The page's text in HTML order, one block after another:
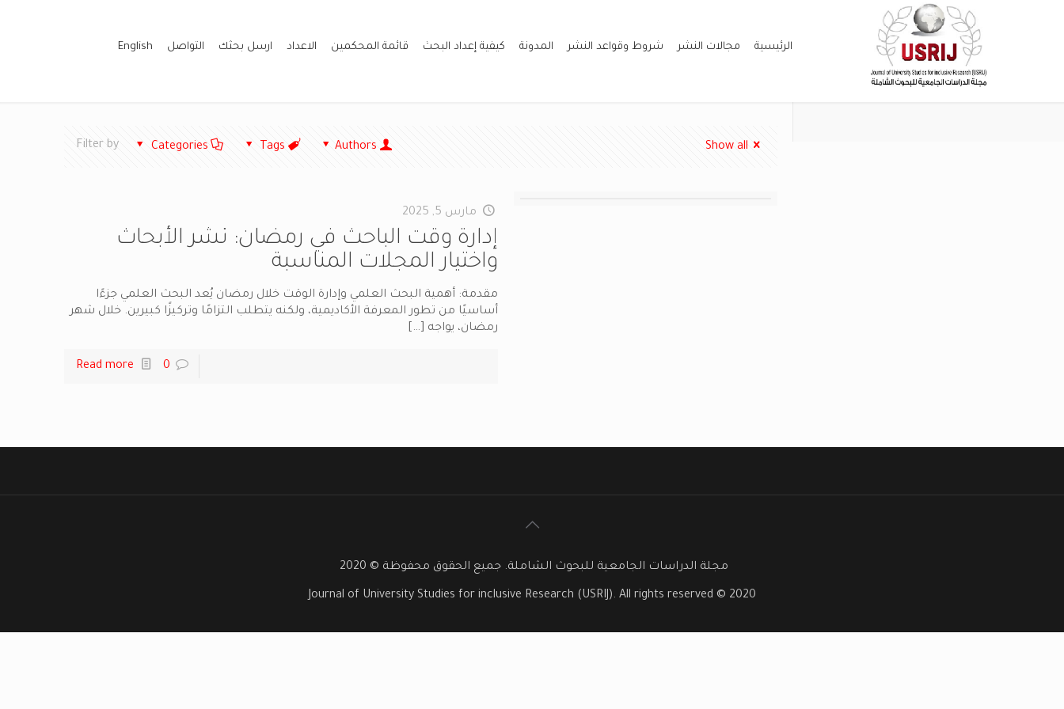
الرئيسية مجالات النشر شروط وقواعد النشر المدونة كيفية إعداد البحث قائمة المحكمين الاعداد ارسل بحثك التواصل English
Filter by Categories Tags Authors Show all
مارس 5, 2025
إدارة وقت الباحث في رمضان: نشر الأبحاث
واختيار المجلات المناسبة
مقدمة: أهمية البحث العلمي وإدارة الوقت خلال رمضان يُعد البحث العلمي جزءًا
أساسيًا من تطور المعرفة الأكاديمية، ولكنه يتطلب التزامًا وتركيزًا كبيرين. خلال شهر
رمضان، يواجه […]
0
Read more
مجلة الدراسات الجامعية للبحوث الشاملة. جميع الحقوق محفوظة © 2020
Journal of University Studies for inclusive Research (USRIJ). All rights reserved © 2020